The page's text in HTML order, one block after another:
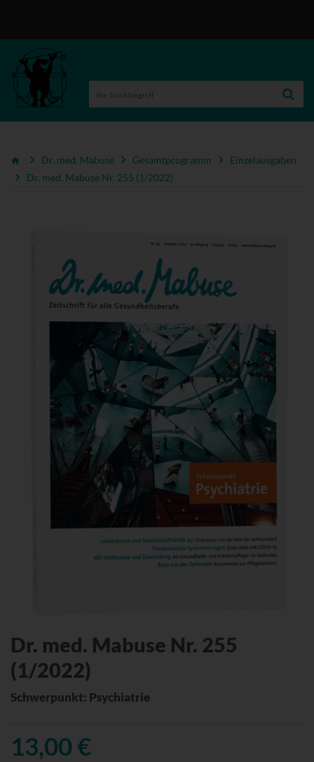
Dr. med. Mabuse Gesamtprogramm
Einzelausgaben
Dr. med. Mabuse Nr. 255 (1/2022)
Dr. med. Mabuse Nr. 255
(1/2022)
Schwerpunkt: Psychiatrie
13,00 €